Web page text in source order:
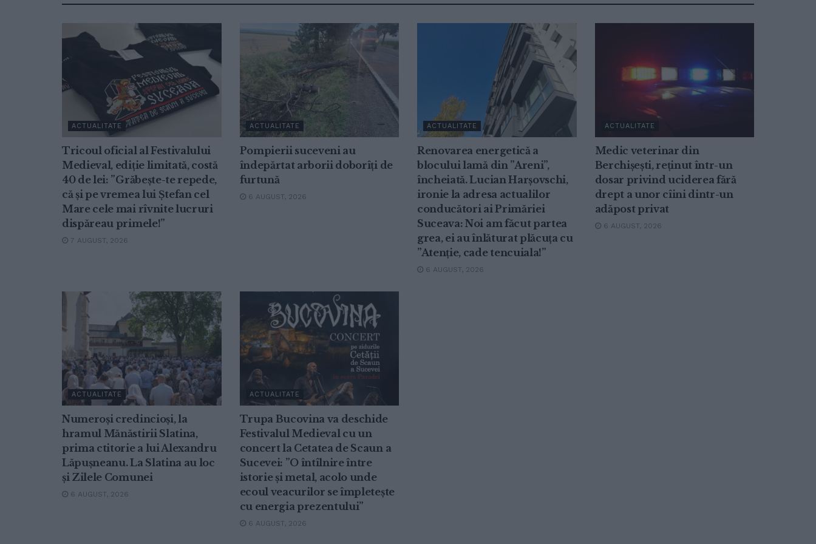
ACTUALITATE
Tricoul oficial al Festivalului
Medieval, ediție limitată, costă
40 de lei: ”Grăbește-te repede,
că și pe vremea lui Ștefan cel
Mare cele mai rîvnite lucruri
dispăreau primele!”
7 AUGUST, 2026
ACTUALITATE
Pompierii suceveni au
îndepărtat arborii doborîți de
furtună
6 AUGUST, 2026
ACTUALITATE
Renovarea energetică a
blocului lamă din ”Areni”,
încheiată. Lucian Harșovschi,
ironie la adresa actualilor
conducători ai Primăriei
Suceava: Noi am făcut partea
grea, ei au înlăturat plăcuța cu
”Atenție, cade tencuiala!”
6 AUGUST, 2026
ACTUALITATE
Medic veterinar din
Berchișești, reținut într-un
dosar privind uciderea fără
drept a unor cîini dintr-un
adăpost privat
6 AUGUST, 2026
ACTUALITATE
Numeroși credincioși, la
hramul Mănăstirii Slatina,
prima ctitorie a lui Alexandru
Lăpușneanu. La Slatina au loc
și Zilele Comunei
6 AUGUST, 2026
ACTUALITATE
Trupa Bucovina va deschide
Festivalul Medieval cu un
concert la Cetatea de Scaun a
Sucevei: ”O întîlnire între
istorie și metal, acolo unde
ecoul veacurilor se împletește
cu energia prezentului”
6 AUGUST, 2026